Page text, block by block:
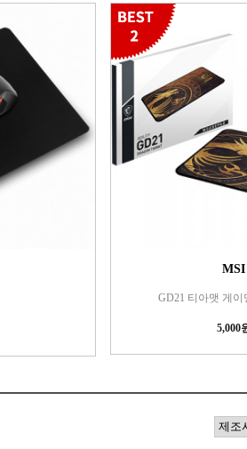
MSI
GD21 티아맷 게
5,000